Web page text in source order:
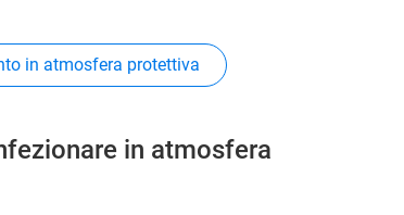
in atmosfera protettiva
in atmosfera